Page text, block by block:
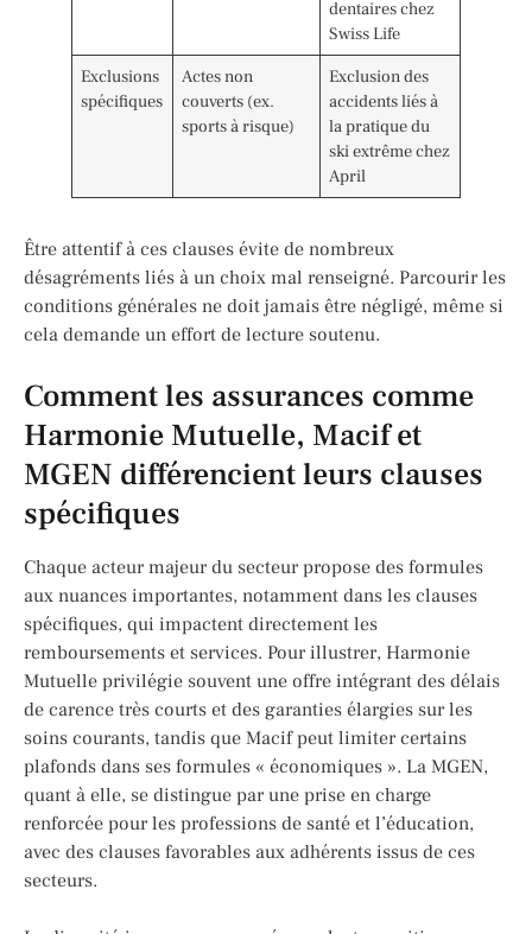
dentaires chez
Swiss Life
Exclusions
spécifiques
Actes non
couverts (ex.
sports à risque)
Exclusion des
accidents liés à
la pratique du
ski extrême chez
April
Être attentif à ces clauses évite de nombreux
désagréments liés à un choix mal renseigné. Parcourir les
conditions générales ne doit jamais être négligé, même si
cela demande un effort de lecture soutenu.
Comment les assurances comme
Harmonie Mutuelle, Macif et
MGEN différencient leurs clauses
spécifiques
Chaque acteur majeur du secteur propose des formules
aux nuances importantes, notamment dans les clauses
spécifiques, qui impactent directement les
remboursements et services. Pour illustrer, Harmonie
Mutuelle privilégie souvent une offre intégrant des délais
de carence très courts et des garanties élargies sur les
soins courants, tandis que Macif peut limiter certains
plafonds dans ses formules « économiques ». La MGEN,
quant à elle, se distingue par une prise en charge
renforcée pour les professions de santé et l’éducation,
avec des clauses favorables aux adhérents issus de ces
secteurs.